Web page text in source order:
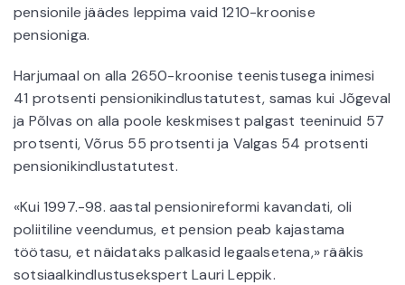
pensionile jäädes leppima vaid 1210-kroonise
pensioniga.
Harjumaal on alla 2650-kroonise teenistusega inimesi
41 protsenti pensionikindlustatutest, samas kui Jõgeval
ja Põlvas on alla poole keskmisest palgast teeninuid 57
protsenti, Võrus 55 protsenti ja Valgas 54 protsenti
pensionikindlustatutest.
«Kui 1997.-98. aastal pensionireformi kavandati, oli
poliitiline veendumus, et pension peab kajastama
töötasu, et näidataks palkasid legaalsetena,» rääkis
sotsiaalkindlustusekspert Lauri Leppik.